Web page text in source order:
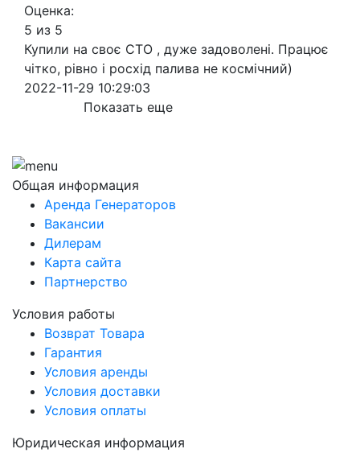
Оценка:
5 из 5
Купили на своє СТО , дуже задоволені. Працює
чітко, рівно і росхід палива не космічний)
2022-11-29 10:29:03
Показать еще
Общая информация
Аренда Генераторов
Вакансии
Дилерам
Карта сайта
Партнерство
Условия работы
Возврат Товара
Гарантия
Условия аренды
Условия доставки
Условия оплаты
Юридическая информация